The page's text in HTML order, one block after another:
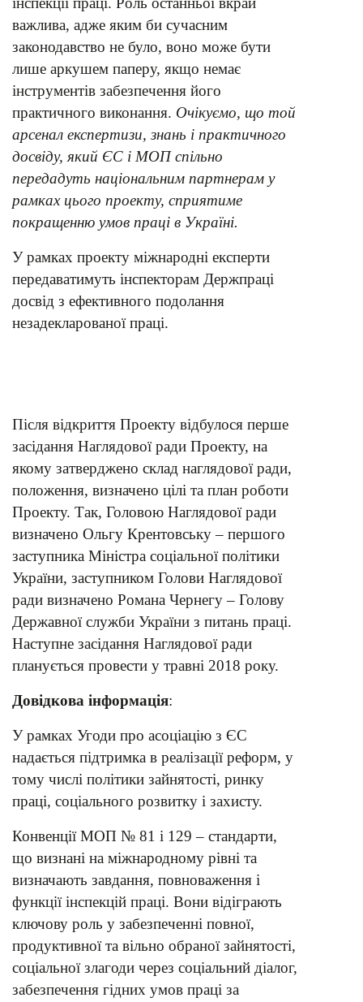
важлива, адже яким би сучасним
законодавство не було, воно може бути
лише аркушем паперу, якщо немає
інструментів забезпечення його
практичного виконання. Очікуємо, що той
арсенал експертизи, знань і практичного
досвіду, який ЄС і МОП спільно
передадуть національним партнерам у
рамках цього проекту, сприятиме
покращенню умов праці в Україні.
У рамках проекту міжнародні експерти
передаватимуть інспекторам Держпраці
досвід з ефективного подолання
незадекларованої праці.
Після відкриття Проекту відбулося перше
засідання Наглядової ради Проекту, на
якому затверджено склад наглядової ради,
положення, визначено цілі та план роботи
Проекту. Так, Головою Наглядової ради
визначено Ольгу Крентовську – першого
заступника Міністра соціальної політики
України, заступником Голови Наглядової
ради визначено Романа Чернегу – Голову
Державної служби України з питань праці.
Наступне засідання Наглядової ради
планується провести у травні 2018 року.
Довідкова інформація:
У рамках Угоди про асоціацію з ЄС
надається підтримка в реалізації реформ, у
тому числі політики зайнятості, ринку
праці, соціального розвитку і захисту.
Конвенції МОП № 81 і 129 – стандарти,
що визнані на міжнародному рівні та
визначають завдання, повноваження і
функції інспекцій праці. Вони відіграють
ключову роль у забезпеченні повної,
продуктивної та вільно обраної зайнятості,
соціальної злагоди через соціальний діалог,
забезпечення гідних умов праці за